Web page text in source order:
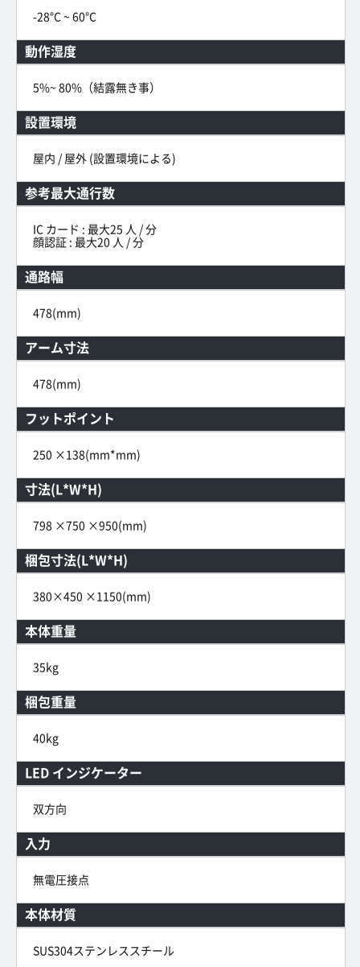
-28°C ~ 60°C
動作湿度
5%~ 80%（結露無き事）
設置環境
屋内 / 屋外 (設置環境による)
参考最大通行数
IC カード : 最大25 人 / 分
顔認証 : 最大20 人 / 分
通路幅
478(mm)
アーム寸法
478(mm)
フットポイント
250 ×138(mm*mm)
寸法(L*W*H)
798 ×750 ×950(mm)
梱包寸法(L*W*H)
380×450 ×1150(mm)
本体重量
35kg
梱包重量
40kg
LED インジケーター
双方向
入力
無電圧接点
本体材質
SUS304ステンレススチール